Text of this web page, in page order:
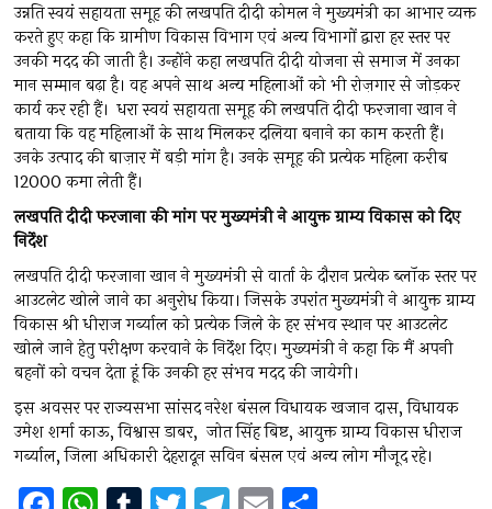
उन्नति स्वयं सहायता समूह की लखपति दीदी कोमल ने मुख्यमंत्री का आभार व्यक्त
करते हुए कहा कि ग्रामीण विकास विभाग एवं अन्य विभागों द्वारा हर स्तर पर
उनकी मदद की जाती है। उन्होंने कहा लखपति दीदी योजना से समाज में उनका
मान सम्मान बढ़ा है। वह अपने साथ अन्य महिलाओं को भी रोज़गार से जोड़कर
कार्य कर रही हैं। धरा स्वयं सहायता समूह की लखपति दीदी फरजाना खान ने
बताया कि वह महिलाओं के साथ मिलकर दलिया बनाने का काम करती हैं।
उनके उत्पाद की बाज़ार में बड़ी मांग है। उनके समूह की प्रत्येक महिला करीब
12000 कमा लेती हैं।
लखपति दीदी फरजाना की मांग पर मुख्यमंत्री ने आयुक्त ग्राम्य विकास को दिए
निर्देश
लखपति दीदी फरजाना खान ने मुख्यमंत्री से वार्ता के दौरान प्रत्येक ब्लॉक स्तर पर
आउटलेट खोले जाने का अनुरोध किया। जिसके उपरांत मुख्यमंत्री ने आयुक्त ग्राम्य
विकास श्री धीराज गर्ब्याल को प्रत्येक जिले के हर संभव स्थान पर आउटलेट
खोले जाने हेतु परीक्षण करवाने के निर्देश दिए। मुख्यमंत्री ने कहा कि मैं अपनी
बहनों को वचन देता हूं कि उनकी हर संभव मदद की जायेगी।
इस अवसर पर राज्यसभा सांसद नरेश बंसल विधायक खजान दास, विधायक
उमेश शर्मा काऊ, विश्वास डाबर, जोत सिंह बिष्ट, आयुक्त ग्राम्य विकास धीराज
गर्ब्याल, जिला अधिकारी देहरादून सविन बंसल एवं अन्य लोग मौजूद रहे।